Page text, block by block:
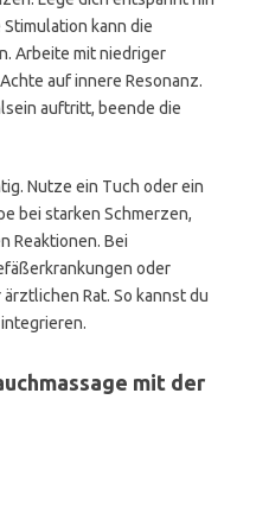
kann die
Arbeite mit niedriger
auf innere Resonanz.
auftritt, beende die
Nutze ein Tuch oder ein
bei starken Schmerzen,
Reaktionen. Bei
oder
Rat. So kannst du
mit der